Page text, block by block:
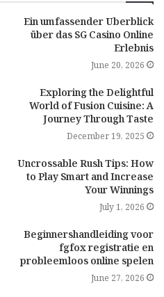
Ein umfassender Überblick
über das SG Casino Online
Erlebnis
June 20, 2026
Exploring the Delightful
World of Fusion Cuisine: A
Journey Through Taste
December 19, 2025
Uncrossable Rush Tips: How
to Play Smart and Increase
Your Winnings
July 1, 2026
Beginnershandleiding voor
fgfox registratie en
probleemloos online spelen
June 27, 2026